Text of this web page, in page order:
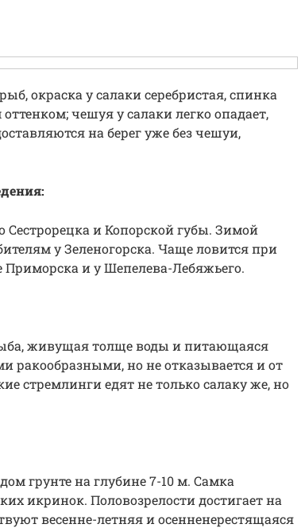
окраска у салаки серебристая, спинка
чешуя у салаки легко опадает,
на берег уже без чешуи,
Сестрорецка и Копорской губы. Зимой
у Зеленогорска. Чаще ловится при
и у Шепелева-Лебяжьего.
живущая толще воды и питающаяся
ракообразными, но не отказывается и от
стремлинги едят не только салаку же, но
грунте на глубине 7-10 м. Самка
икринок. Половозрелости достигает на
весенне-летняя и осенненерестящаяся